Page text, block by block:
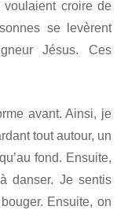
croire de
se levèrent
Jésus. Ces
avant. Ainsi, je
tout autour, un
fond. Ensuite,
danser. Je sentis
Ensuite, on